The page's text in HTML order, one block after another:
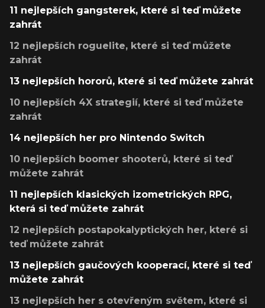
11 nejlepších gangsterek, které si teď můžete
zahrát
12 nejlepších roguelite, které si teď můžete
zahrát
13 nejlepších hororů, které si teď můžete zahrát
10 nejlepších 4X strategií, které si teď můžete
zahrát
14 nejlepších her pro Nintendo Switch
10 nejlepších boomer shooterů, které si teď
můžete zahrát
11 nejlepších klasických izometrických RPG,
která si teď můžete zahrát
12 nejlepších postapokalyptických her, které si
teď můžete zahrát
13 nejlepších gaučových kooperací, které si teď
můžete zahrát
13 nejlepších her s otevřeným světem, které si